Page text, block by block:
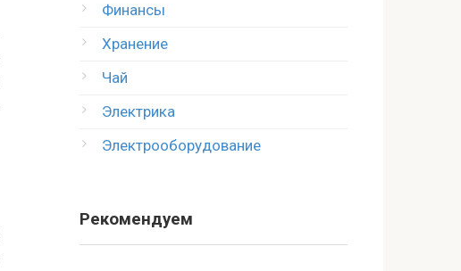
Финансы
Хранение
Чай
Электрика
Электрооборудование
Рекомендуем